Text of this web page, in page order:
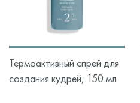
Термоактивный спрей для
создания кудрей, 150 мл